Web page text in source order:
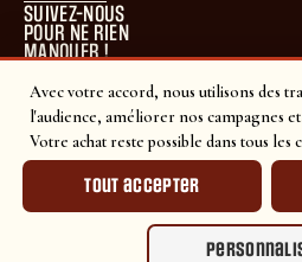
Avec votre accord, nous utilisons des
l'audience, améliorer nos campagnes
Votre achat reste possible dans tous les
Tout accepter
SUIVEZ-NOUS
POUR NE RIEN
MANQUER !